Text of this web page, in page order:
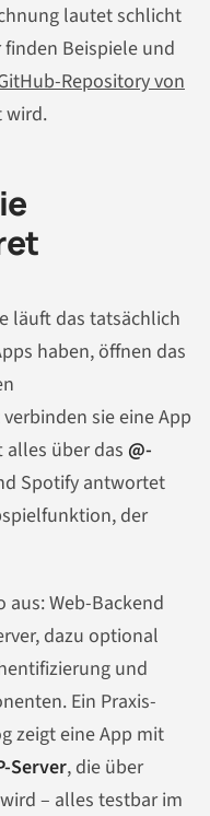
lautet schlicht
finden Beispiele und
Repository von
wird.
läuft das tatsächlich
haben, öffnen das
sie eine App
über das @-
Spotify antwortet
der
aus: Web-Backend
dazu optional
und
Ein Praxis-
zeigt eine App mit
Server, die über
– alles testbar im